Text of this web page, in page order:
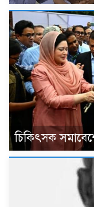
চিকিৎসক